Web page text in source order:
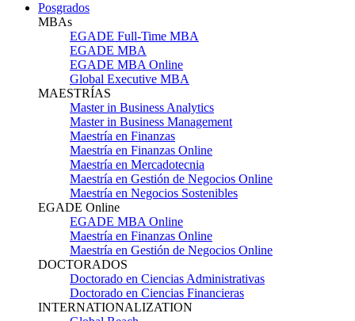
Posgrados
MBAs
EGADE Full-Time MBA
EGADE MBA
EGADE MBA Online
Global Executive MBA
MAESTRÍAS
Master in Business Analytics
Master in Business Management
Maestría en Finanzas
Maestría en Finanzas Online
Maestría en Mercadotecnia
Maestría en Gestión de Negocios Online
Maestría en Negocios Sostenibles
EGADE Online
EGADE MBA Online
Maestría en Finanzas Online
Maestría en Gestión de Negocios Online
DOCTORADOS
Doctorado en Ciencias Administrativas
Doctorado en Ciencias Financieras
INTERNATIONALIZATION